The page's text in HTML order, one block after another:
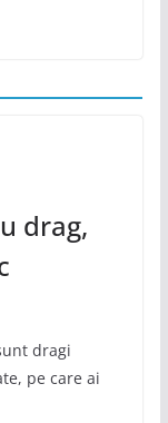
drag,
dragi
pe care ai